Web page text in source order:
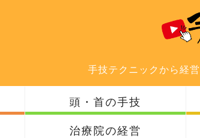
手技テクニックから経
頭・首の手技
治療院の経営